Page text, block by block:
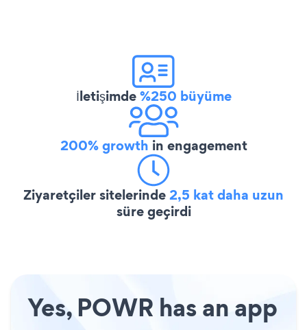
İletişimde%250 büyüme
200% growth in engagement
Ziyaretçiler sitelerinde2,5 kat daha uzun
süre geçirdi
Yes, POWR has an app